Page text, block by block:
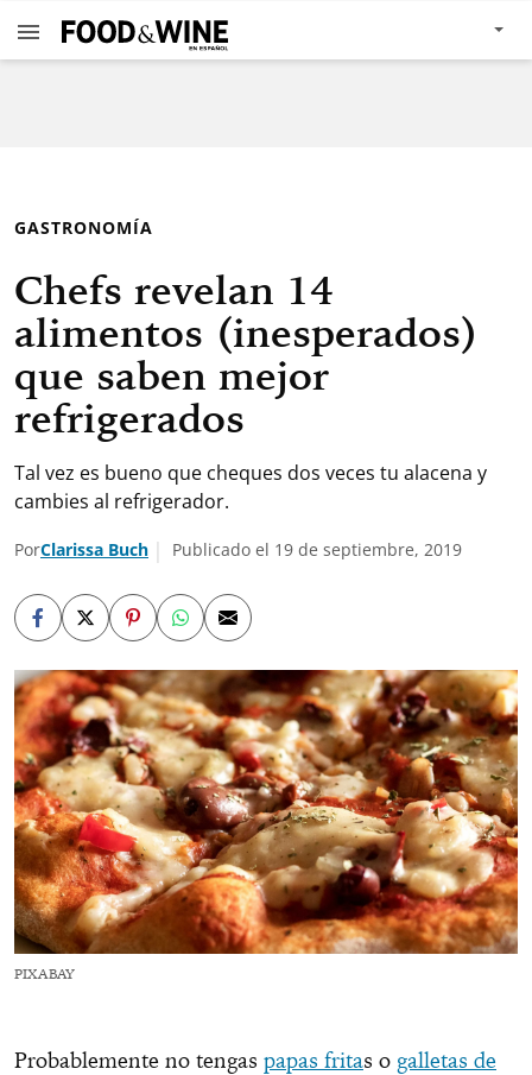
GASTRONOMÍA
Chefs revelan 14
alimentos (inesperados)
que saben mejor
refrigerados
Tal vez es bueno que cheques dos veces tu alacena y
cambies al refrigerador.
PorClarissa Buch Publicado el 19 de septiembre, 2019
PIXABAY
Probablemente no tengas papas fritas o galletas de